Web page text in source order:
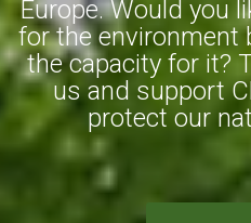
Europe. Would you
for the environment
the capacity for it?
us and support
protect our